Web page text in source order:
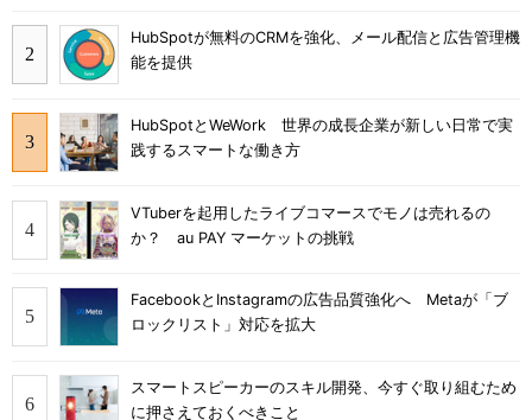
HubSpotが無料のCRMを強化、メール配信と広告管理機
能を提供
HubSpotとWeWork 世界の成長企業が新しい日常で実
践するスマートな働き方
VTuberを起用したライブコマースでモノは売れるの
か？ au PAY マーケットの挑戦
FacebookとInstagramの広告品質強化へ Metaが「ブ
ロックリスト」対応を拡大
スマートスピーカーのスキル開発、今すぐ取り組むため
に押さえておくべきこと